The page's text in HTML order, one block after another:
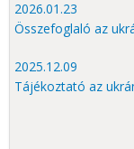
2026.01.23
Összefoglaló az
2025.12.09
Tájékoztató az